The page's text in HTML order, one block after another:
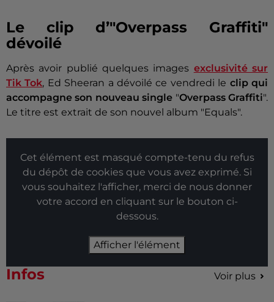
Le clip d’"Overpass Graffiti"
dévoilé
Après avoir publié quelques images exclusivité sur
Tik Tok, Ed Sheeran a dévoilé ce vendredi le clip qui
accompagne son nouveau single "Overpass Graffiti".
Le titre est extrait de son nouvel album "Equals".
Cet élément est masqué compte-tenu du refus
du dépôt de cookies que vous avez exprimé. Si
vous souhaitez l'afficher, merci de nous donner
votre accord en cliquant sur le bouton ci-
dessous.
Afficher l'élément
Infos Voir plus